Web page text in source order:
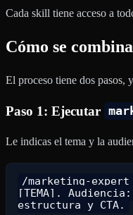
Cada skill tiene acceso a
Cómo se
El proceso tiene dos pasos,
Paso 1: Ejecutar
Le indicas el tema y la
/marketing-
[TEMA].